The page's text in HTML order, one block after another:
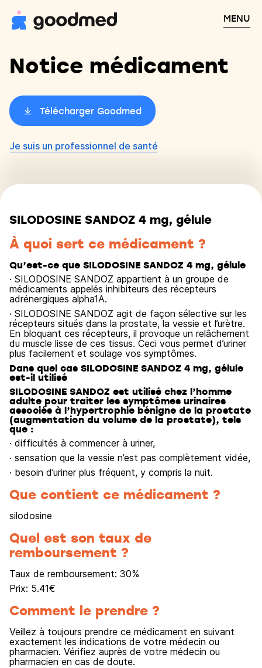
MENU
Notice médicament
Télécharger Goodmed
Je suis un professionnel de santé
SILODOSINE SANDOZ 4 mg, gélule
À quoi sert ce médicament ?
Qu’est-ce que SILODOSINE SANDOZ 4 mg, gélule
· SILODOSINE SANDOZ appartient à un groupe de
médicaments appelés inhibiteurs des récepteurs
adrénergiques alpha1A.
· SILODOSINE SANDOZ agit de façon sélective sur les
récepteurs situés dans la prostate, la vessie et l’urètre.
En bloquant ces récepteurs, il provoque un relâchement
du muscle lisse de ces tissus. Ceci vous permet d’uriner
plus facilement et soulage vos symptômes.
Dans quel cas SILODOSINE SANDOZ 4 mg, gélule
est-il utilisé
SILODOSINE SANDOZ est utilisé chez l’homme
adulte pour traiter les symptômes urinaires
associés à l’hypertrophie bénigne de la prostate
(augmentation du volume de la prostate), tels
que :
· difficultés à commencer à uriner,
· sensation que la vessie n’est pas complètement vidée,
· besoin d’uriner plus fréquent, y compris la nuit.
Que contient ce médicament ?
silodosine
Quel est son taux de
remboursement ?
Taux de remboursement: 30%
Prix: 5.41€
Comment le prendre ?
Veillez à toujours prendre ce médicament en suivant
exactement les indications de votre médecin ou
pharmacien. Vérifiez auprès de votre médecin ou
pharmacien en cas de doute.